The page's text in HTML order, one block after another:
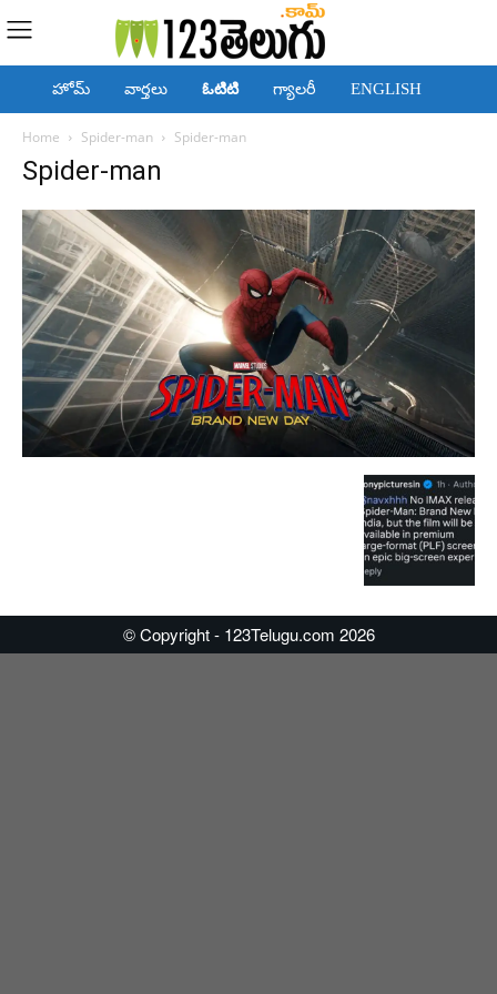
హోమ్ వార్తలు ఓటిటి గ్యాలరీ ENGLISH
Home Spider-man Spider-man
Spider-man
© Copyright - 123Telugu.com 2026